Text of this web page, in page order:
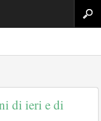
di ieri e di